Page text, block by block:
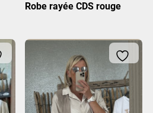
Robe rayée CDS rouge